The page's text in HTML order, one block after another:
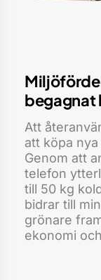
begagnat
Att
att köpa
Genom att
telefon
till 50 kg
bidrar till
grönare
ekonomi